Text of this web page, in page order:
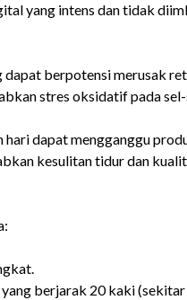
yang intens dan tidak
dapat berpotensi merusak
stres oksidatif pada
dapat mengganggu
kesulitan tidur dan
berjarak 20 kaki